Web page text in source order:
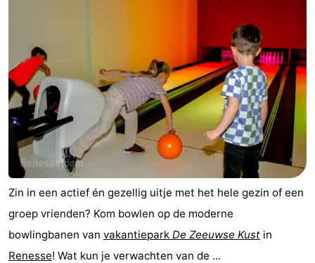
Zin in een actief én gezellig uitje met het hele gezin of een
groep vrienden? Kom bowlen op de moderne
bowlingbanen van vakantiepark De Zeeuwse Kust in
Renesse! Wat kun je verwachten van de ...